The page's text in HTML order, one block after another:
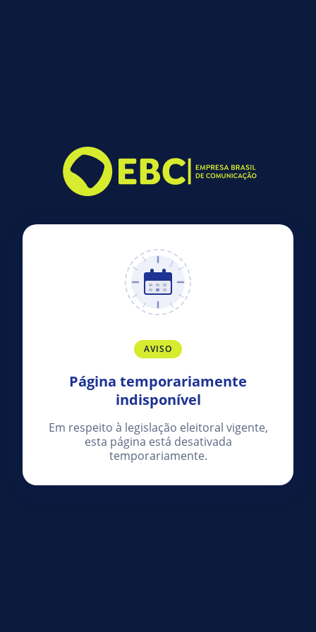
AVISO
Página temporariamente
indisponível
Em respeito à legislação eleitoral vigente,
esta página está desativada
temporariamente.